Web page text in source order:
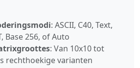
: ASCII, C40, Text,
Base 256, of Auto
: Van 10x10 tot
rechthoekige varianten